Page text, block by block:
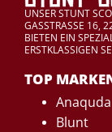
UNSER STUNT
GASSTRASSE 16,
BIETEN EIN
ERSTKLASSIGEN
TOP
Anaquda
Blunt